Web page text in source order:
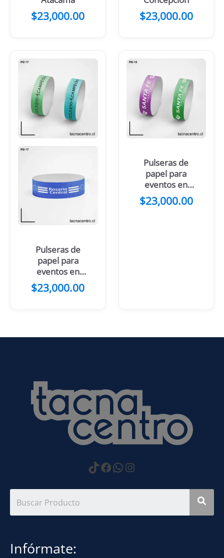
$23,000.00 $23,000.00
Pulseras de
papel para
eventos en
Rosario
$23,000.00
Pulseras de
papel para
eventos en
Santa Fe
$23,000.00
https://
Facebook
WhatsApp
Instagram
Infórmate: